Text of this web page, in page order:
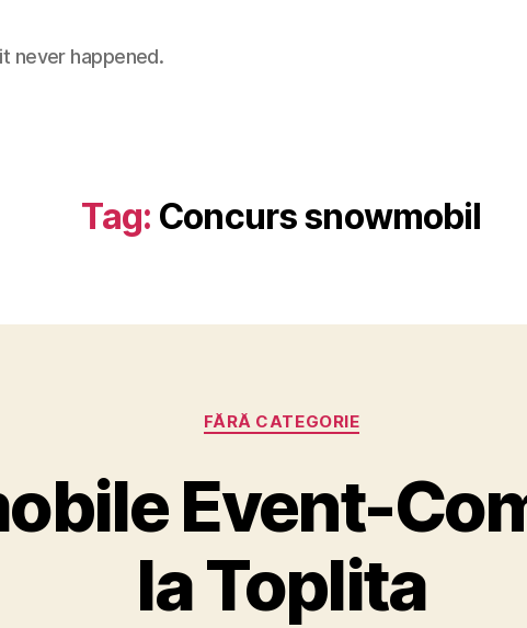
never happened.
Tag: Concurs snowmobil
Categories
FĂRĂ CATEGORIE
Event-
la Toplita